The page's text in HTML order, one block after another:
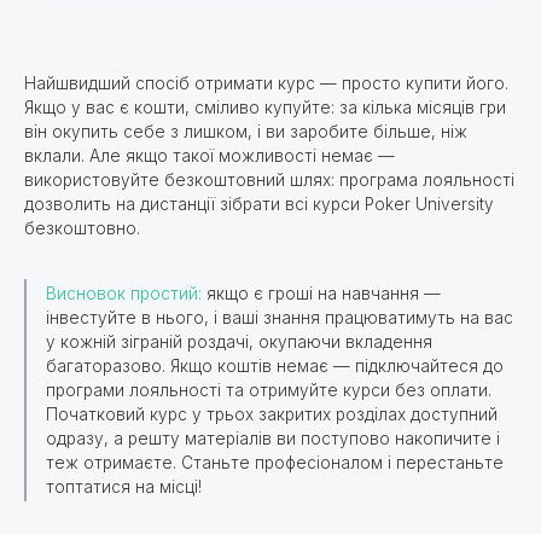
Найшвидший спосіб отримати курс — просто купити його.
Якщо у вас є кошти, сміливо купуйте: за кілька місяців гри
він окупить себе з лишком, і ви заробите більше, ніж
вклали. Але якщо такої можливості немає —
використовуйте безкоштовний шлях: програма лояльності
дозволить на дистанції зібрати всі курси Poker University
безкоштовно.
Висновок простий: якщо є гроші на навчання —
інвестуйте в нього, і ваші знання працюватимуть на вас
у кожній зіграній роздачі, окупаючи вкладення
багаторазово. Якщо коштів немає — підключайтеся до
програми лояльності та отримуйте курси без оплати.
Початковий курс у трьох закритих розділах доступний
одразу, а решту матеріалів ви поступово накопичите і
теж отримаєте. Станьте професіоналом і перестаньте
топтатися на місці!